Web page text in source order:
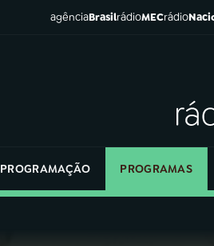
agênciaBrasilrádioMECrádio
PROGRAMAÇÃO PROGRAMAS